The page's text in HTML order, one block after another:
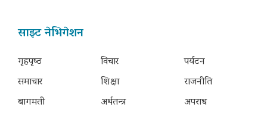
साइट नेभिगेशन
गृहपृष्‍ठ
समाचार
बागमती
विचार
शिक्षा
अर्थतन्त्र
पर्यटन
राजनीति
अपराध